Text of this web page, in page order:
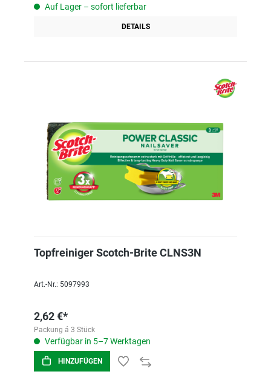
Auf Lager – sofort lieferbar
DETAILS
Topfreiniger Scotch-Brite CLNS3N
Art.-Nr.: 5097993
2,62 €*
Packung á 3 Stück
Verfügbar in 5–7 Werktagen
HINZUFÜGEN